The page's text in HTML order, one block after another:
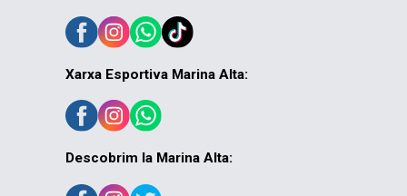
Xarxa Esportiva Marina Alta:
Descobrim la Marina Alta: